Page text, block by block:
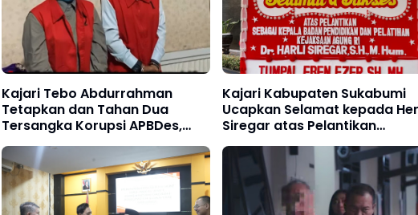
Kajari Tebo Abdurrahman
Tetapkan dan Tahan Dua
Tersangka Korupsi APBDes,
Kerugian Negara Capai Rp1,16
Miliar
Kajari Kabupaten Sukabumi
Ucapkan Selamat kepada
Siregar atas Pelantikan
sebagai Kabadiklat
RI